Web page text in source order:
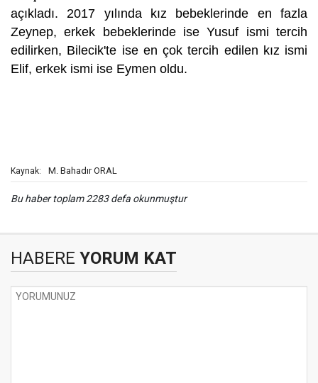
açıkladı. 2017 yılında kız bebeklerinde en fazla
Zeynep, erkek bebeklerinde ise Yusuf ismi tercih
edilirken, Bilecik'te ise en çok tercih edilen kız ismi
Elif, erkek ismi ise Eymen oldu.
Kaynak: M. Bahadır ORAL
Bu haber toplam 2283 defa okunmuştur
HABERE YORUM KAT